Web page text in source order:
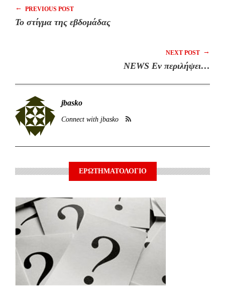
← PREVIOUS POST
Το στίγμα της εβδομάδας
NEXT POST →
NEWS Eν περιλήψει…
jbasko
Connect with jbasko
ΕΡΩΤΗΜΑΤΟΛΟΓΙΟ